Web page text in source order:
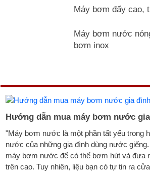
Máy bơm đẩy cao,
Máy bơm nước
bơm inox
Hướng dẫn mua máy bơm nước
"Máy bơm nước là một phần tất yếu trong
nước của những gia đình dùng nước
máy bơm nước để có thể bơm hút và đưa
trên cao. Tuy nhiên, liệu bạn có tự tin ra